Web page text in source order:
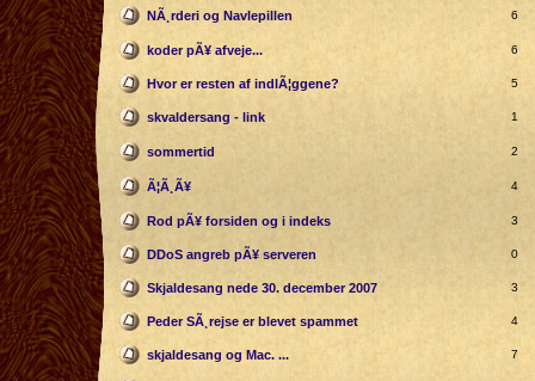
NÃ¸rderi og Navlepillen 6
koder pÃ¥ afveje... 6
Hvor er resten af indlÃ¦ggene? 5
skvaldersang - link 1
sommertid 2
Ã¦Ã¸Ã¥ 4
Rod pÃ¥ forsiden og i indeks 3
DDoS angreb pÃ¥ serveren 0
Skjaldesang nede 30. december 2007 3
Peder SÃ¸rejse er blevet spammet 4
skjaldesang og Mac. ... 7